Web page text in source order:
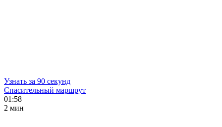
Узнать за 90 секунд
Спасительный маршрут
01:58
2 мин